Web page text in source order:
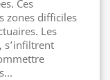
Ces
zones difficiles
Les
s’infiltrent